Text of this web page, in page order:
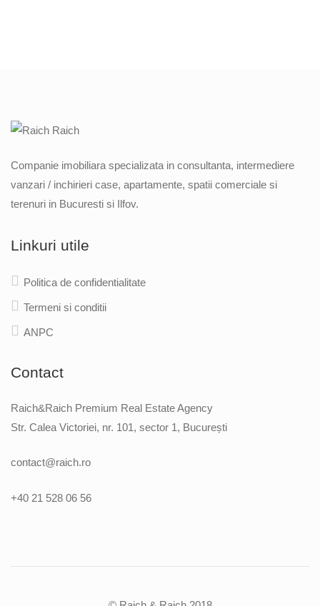
Companie imobiliara specializata in consultanta, intermediere
vanzari / inchirieri case, apartamente, spatii comerciale si
terenuri in Bucuresti si Ilfov.
Linkuri utile
Politica de confidentialitate
Termeni si conditii
ANPC
Contact
Raich&Raich Premium Real Estate Agency
Str. Calea Victoriei, nr. 101, sector 1, București
contact@raich.ro
+40 21 528 06 56